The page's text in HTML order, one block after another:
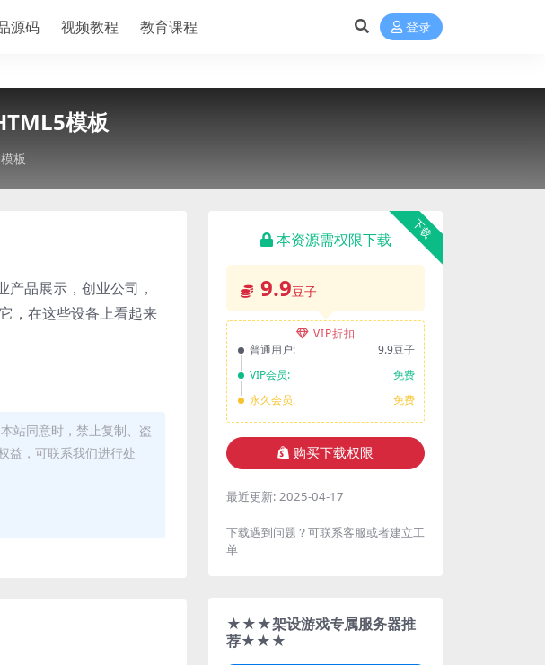
源码 视频教程 教育课程 登录
模板
板
品展示，创业公司，
，在这些设备上看起来
站同意时，禁止复制、盗
益，可联系我们进行处
下载
本资源需权限下载
9.9豆子
VIP折扣
普通用户:
9.9豆子
VIP会员:
免费
永久会员:
免费
购买下载权限
最近更新: 2025-04-17
下载遇到问题？可联系客服或者建立工
单
★★★架设游戏专属服务器推
荐★★★